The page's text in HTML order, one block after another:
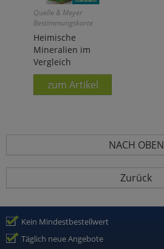
Quelle & Meyer
Bestimmungskarte
Heimische
Mineralien im
Vergleich
zum Artikel
NACH OBEN
Zurück
Kein Mindestbestellwert
Täglich neue Angebote